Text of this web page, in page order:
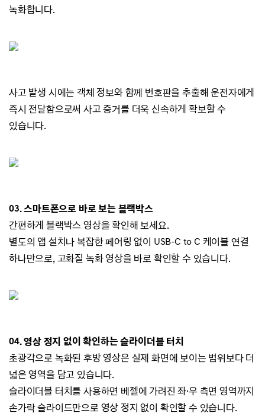
녹화합니다.
사고 발생 시에는 객체 정보와 함께 번호판을 추출해 운전자에게
즉시 전달함으로써 사고 증거를 더욱 신속하게 확보할 수
있습니다.
03. 스마트폰으로 바로 보는 블랙박스
간편하게 블랙박스 영상을 확인해 보세요.
별도의 앱 설치나 복잡한 페어링 없이 USB-C to C 케이블 연결
하나만으로, 고화질 녹화 영상을 바로 확인할 수 있습니다.
04. 영상 정지 없이 확인하는 슬라이더블 터치
초광각으로 녹화된 후방 영상은 실제 화면에 보이는 범위보다 더
넓은 영역을 담고 있습니다.
슬라이더블 터치를 사용하면 베젤에 가려진 좌·우 측면 영역까지
손가락 슬라이드만으로 영상 정지없이 확인할 수 있습니다.